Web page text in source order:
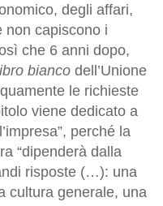
degli affari,
capiscono i
che 6 anni dopo,
bianco dell’Unione
le richieste
viene dedicato a
perché la
“dipenderà dalla
risposte (…): una
cultura generale, una